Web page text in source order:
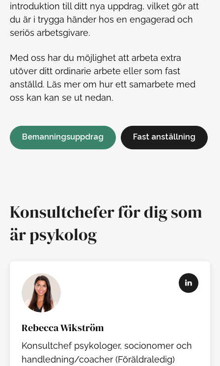
introduktion till ditt nya uppdrag, vilket gör att
du är i trygga händer hos en engagerad och
seriös arbetsgivare.
Med oss har du möjlighet att arbeta extra
utöver ditt ordinarie arbete eller som fast
anställd. Läs mer om hur ett samarbete med
oss kan kan se ut nedan.
Bemanningsuppdrag Fast anställning
Konsultchefer för dig som
är psykolog
Rebecca Wikström
Konsultchef psykologer, socionomer och
handledning/coacher (Föräldraledig)